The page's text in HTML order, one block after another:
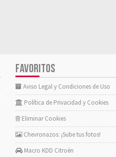
FAVORITOS
Aviso Legal y Condiciones de Uso
Política de Privacidad y Cookies
Eliminar Cookies
Chevronazos: ¡Sube tus fotos!
Macro KDD Citroën